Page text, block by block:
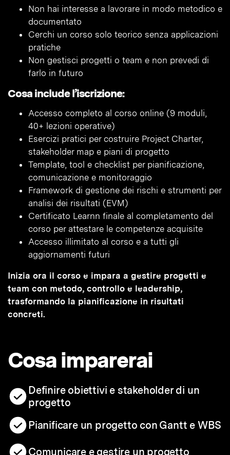
Non hai interesse a lavorare in modo metodico e
documentato
Cerchi un corso solo teorico senza applicazioni
pratiche
Non gestisci progetti o team e non prevedi di
farlo in futuro
Cosa include l’iscrizione:
Accesso completo al corso online (9 moduli,
40+ lezioni operative)
Esercizi pratici per costruire Project Charter,
stakeholder map e piani di progetto
Template, tool e checklist per pianificazione,
comunicazione e monitoraggio
Framework di gestione dei rischi e strumenti per
analisi dei risultati (EVM)
Certificato Learnn finale al completamento del
corso per attestare le competenze acquisite
Accesso illimitato al corso e a tutti gli
aggiornamenti futuri
Inizia ora il corso e impara a gestire progetti e
team con metodo, controllo e leadership,
trasformando la pianificazione in risultati
concreti.
Cosa imparerai
Definire obiettivi e stakeholder di un
progetto
Pianificare un progetto con Gantt e WBS
Comunicare e gestire un progetto